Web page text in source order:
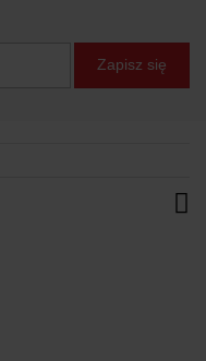
Zapisz się